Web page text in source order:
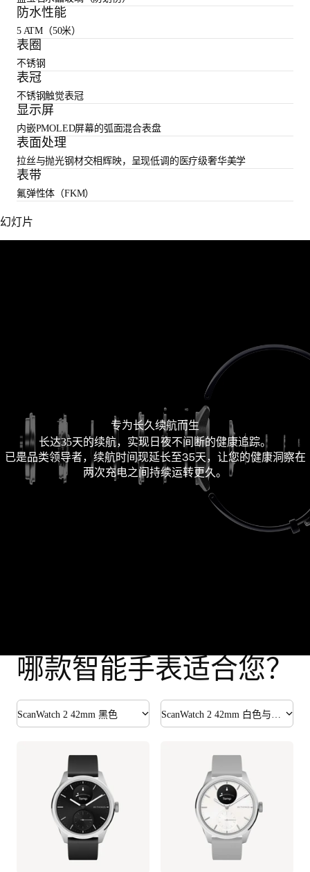
防水性能
5 ATM（50米）
表圈
不锈钢
表冠
不锈钢触觉表冠
显示屏
内嵌PMOLED屏幕的弧面混合表盘
表面处理
拉丝与抛光钢材交相辉映，呈现低调的医疗级奢华美学
表带
氟弹性体（FKM）
幻灯片
专为长久续航而生
长达35天的续航，实现日夜不间断的健康追踪。
已是品类领导者，续航时间现延长至35天，让您的健康洞察在
两次充电之间持续运转更久。
哪款智能手表适合您？
ScanWatch 2 42mm 黑色